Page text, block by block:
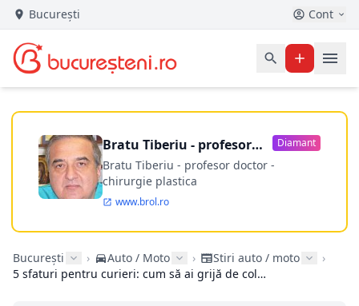
București Cont
Bratu Tiberiu - profesor
doctor
Diamant
Bratu Tiberiu - profesor doctor -
chirurgie plastica
www.brol.ro
București › Auto / Moto › Stiri auto / moto
›
5 sfaturi pentru curieri: cum să ai grijă de coletele clienților tăi?